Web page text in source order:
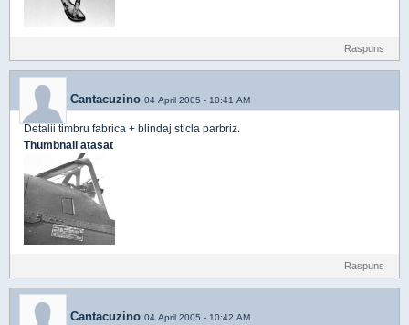
Raspuns
Cantacuzino 04 April 2005 - 10:41 AM
Detalii timbru fabrica + blindaj sticla parbriz.
Thumbnail atasat
Raspuns
Cantacuzino 04 April 2005 - 10:42 AM